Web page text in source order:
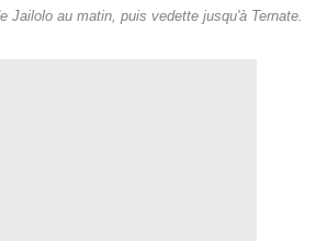
Jailolo au matin, puis vedette jusqu'à Ternate.